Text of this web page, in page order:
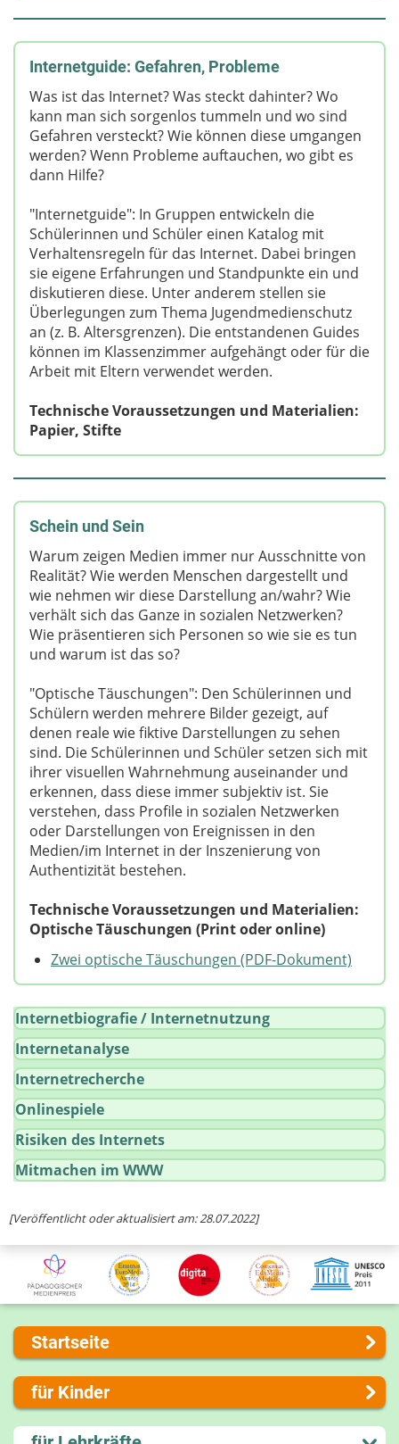
Internetguide: Gefahren, Probleme
Was ist das Internet? Was steckt dahinter? Wo
kann man sich sorgenlos tummeln und wo sind
Gefahren versteckt? Wie können diese umgangen
werden? Wenn Probleme auftauchen, wo gibt es
dann Hilfe?
"Internetguide": In Gruppen entwickeln die
Schülerinnen und Schüler einen Katalog mit
Verhaltensregeln für das Internet. Dabei bringen
sie eigene Erfahrungen und Standpunkte ein und
diskutieren diese. Unter anderem stellen sie
Überlegungen zum Thema Jugendmedienschutz
an (z. B. Altersgrenzen). Die entstandenen Guides
können im Klassenzimmer aufgehängt oder für die
Arbeit mit Eltern verwendet werden.
Technische Voraussetzungen und Materialien:
Papier, Stifte
Schein und Sein
Warum zeigen Medien immer nur Ausschnitte von
Realität? Wie werden Menschen dargestellt und
wie nehmen wir diese Darstellung an/wahr? Wie
verhält sich das Ganze in sozialen Netzwerken?
Wie präsentieren sich Personen so wie sie es tun
und warum ist das so?
"Optische Täuschungen": Den Schülerinnen und
Schülern werden mehrere Bilder gezeigt, auf
denen reale wie fiktive Darstellungen zu sehen
sind. Die Schülerinnen und Schüler setzen sich mit
ihrer visuellen Wahrnehmung auseinander und
erkennen, dass diese immer subjektiv ist. Sie
verstehen, dass Profile in sozialen Netzwerken
oder Darstellungen von Ereignissen in den
Medien/im Internet in der Inszenierung von
Authentizität bestehen.
Technische Voraussetzungen und Materialien:
Optische Täuschungen (Print oder online)
Zwei optische Täuschungen (PDF-Dokument)
[Veröffentlicht oder aktualisiert am: 28.07.2022]
Internetbiografie / Internetnutzung
Internetanalyse
Internetrecherche
Onlinespiele
Risiken des Internets
Mitmachen im WWW
Startseite
Über uns
Presse
Kontakt
für Kinder
Lernen und Schule